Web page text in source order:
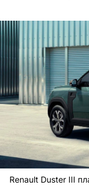
Renault Duster III